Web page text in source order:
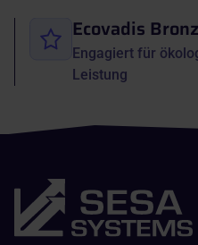
Ecovadis
Engagiert für
Leistung